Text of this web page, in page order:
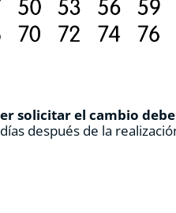
solicitar el cambio
después de la